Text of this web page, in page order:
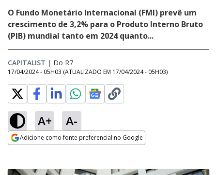
O Fundo Monetário Internacional (FMI) prevê um
crescimento de 3,2% para o Produto Interno Bruto
(PIB) mundial tanto em 2024 quanto...
CAPITALIST | Do R7
17/04/2024 - 05H03 (ATUALIZADO EM 17/04/2024 - 05H03)
A+ A-
Adicione como fonte preferencial no Google